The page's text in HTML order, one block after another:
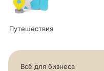
Путешествия
Всё для бизнеса